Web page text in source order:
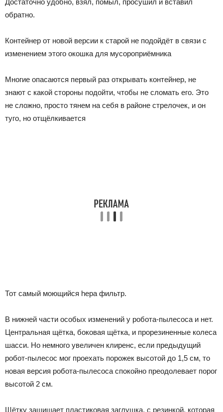
Достаточно удобно, взял, помыл, просушил и вставил
обратно.
Контейнер от новой версии к старой не подойдёт в связи с
изменением этого окошка для мусороприёмника
Многие опасаются первый раз открывать контейнер, не
знают с какой стороны подойти, чтобы не сломать его. Это
не сложно, просто тянем на себя в районе стрелочек, и он
туго, но отщёлкивается
Тот самый моющийся hepa фильтр.
В нижней части особых изменений у робота-пылесоса и нет.
Центральная щётка, боковая щётка, и прорезиненные колеса
шасси. Но немного увеличен клиренс, если предыдущий
робот-пылесос мог проехать порожек высотой до 1,5 см, то
новая версия робота-пылесоса спокойно преодолевает порог
высотой 2 см.
Щётку защищает пластиковая заглушка, с резинкой, которая